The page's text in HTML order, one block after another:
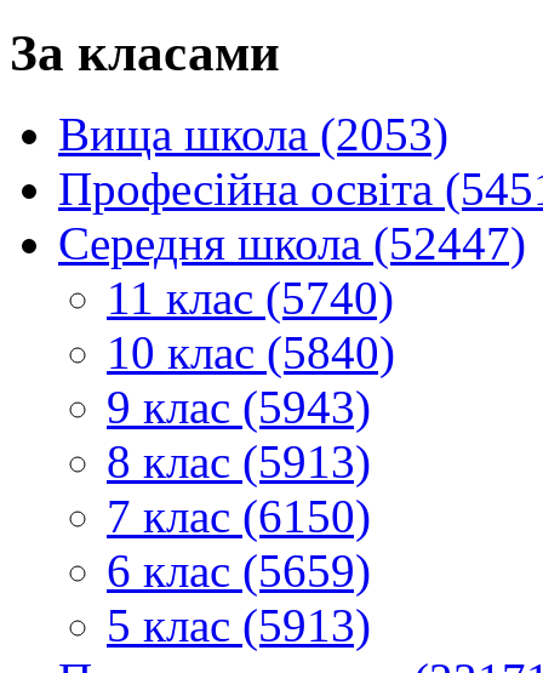
За класами
Вища школа (2053)
Професійна освіта
Середня школа (52447)
11 клас (5740)
10 клас (5840)
9 клас (5943)
8 клас (5913)
7 клас (6150)
6 клас (5659)
5 клас (5913)